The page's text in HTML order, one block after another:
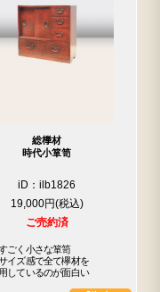
総﨔材
時代小箪笥
iD：ilb1826
19,000円
ご売約済
く小さな箪笥
イズ感で全て欅材を
しているのが面白い